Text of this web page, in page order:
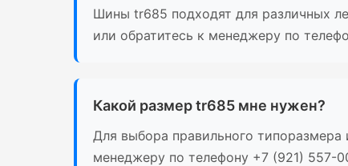
Шины tr685 подходят для различных
или обратитесь к менеджеру по
Какой размер tr685 мне нужен?
Для выбора правильного
менеджеру по телефону +7 (921) 557-